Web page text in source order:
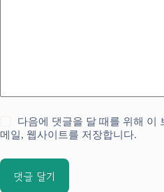
다음에 댓글을 달 때를 위해 이
메일, 웹사이트를 저장합니다.
댓글 달기